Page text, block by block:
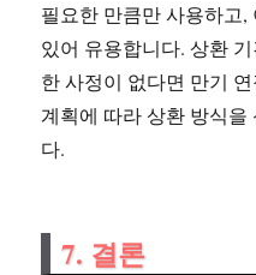
필요한 만큼만 사용하고
있어 유용합니다. 상환
한 사정이 없다면 만기
계획에 따라 상환 방식
다.
7. 결론